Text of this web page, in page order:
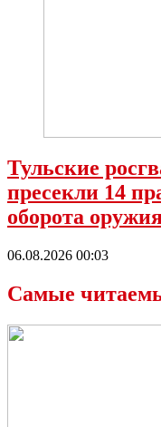
Тульские
пресекли 14
оборота
06.08.2026 00:03
Самые